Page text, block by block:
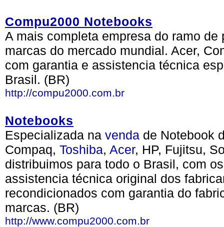
Compu2000 Notebooks
A mais completa empresa do ramo
marcas do mercado mundial. Acer,
com garantia e assistencia técnica
Brasil. (BR)
http://compu2000.com.br
Notebooks
Especializada na venda de Notebook
Compaq, Toshiba, Acer, HP, Fujitsu,
distribuimos para todo o Brasil, com
assistencia técnica original dos
recondicionados com garantia do
marcas. (BR)
http://www.compu2000.com.br